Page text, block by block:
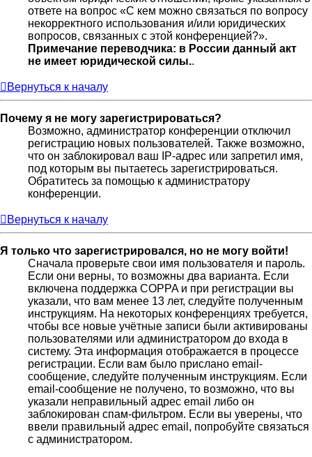
ответе на вопрос «С кем можно связаться по вопросу
некорректного использования и/или юридических
вопросов, связанных с этой конференцией?».
Примечание переводчика: в России данный акт
не имеет юридической силы..
Вернуться к началу
Почему я не могу зарегистрироваться?
Возможно, администратор конференции отключил
регистрацию новых пользователей. Также возможно,
что он заблокировал ваш IP-адрес или запретил имя,
под которым вы пытаетесь зарегистрироваться.
Обратитесь за помощью к администратору
конференции.
Вернуться к началу
Я только что зарегистрировался, но не могу войти!
Сначала проверьте свои имя пользователя и пароль.
Если они верны, то возможны два варианта. Если
включена поддержка COPPA и при регистрации вы
указали, что вам менее 13 лет, следуйте полученным
инструкциям. На некоторых конференциях требуется,
чтобы все новые учётные записи были активированы
пользователями или администратором до входа в
систему. Эта информация отображается в процессе
регистрации. Если вам было прислано email-
сообщение, следуйте полученным инструкциям. Если
email-сообщение не получено, то возможно, что вы
указали неправильный адрес email либо он
заблокирован спам-фильтром. Если вы уверены, что
ввели правильный адрес email, попробуйте связаться
с администратором.